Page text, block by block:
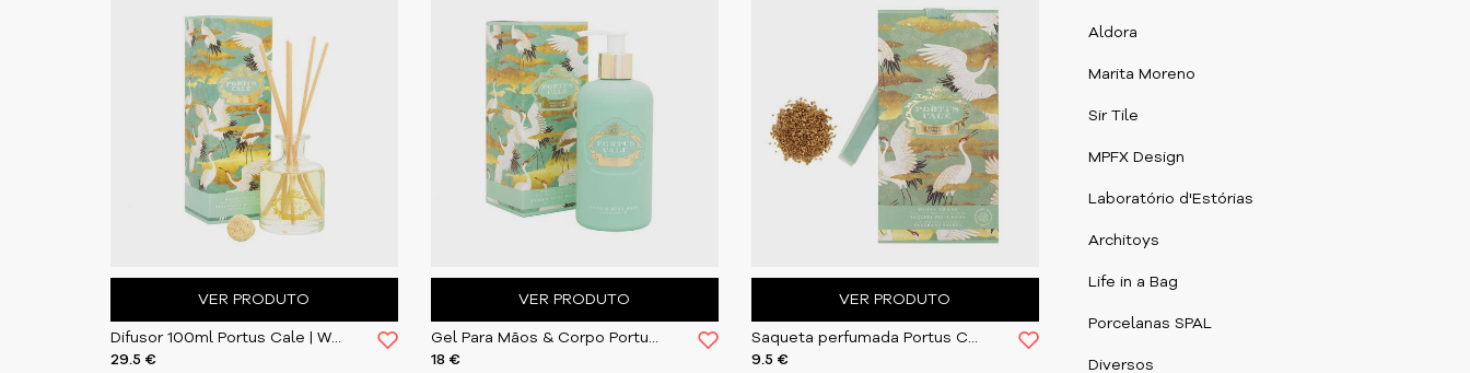
VER PRODUTO
Difusor 100ml Portus Cale | White Crane
29.5 €
VER PRODUTO
Gel Para Mãos & Corpo Portus Cale | White Crane
18 €
VER PRODUTO
Saqueta perfumada Portus Cale | White Crane
9.5 €
Aldora
Marita Moreno
Sir Tile
MPFX Design
Laboratório d'Estórias
Architoys
Life in a Bag
Porcelanas SPAL
Diversos